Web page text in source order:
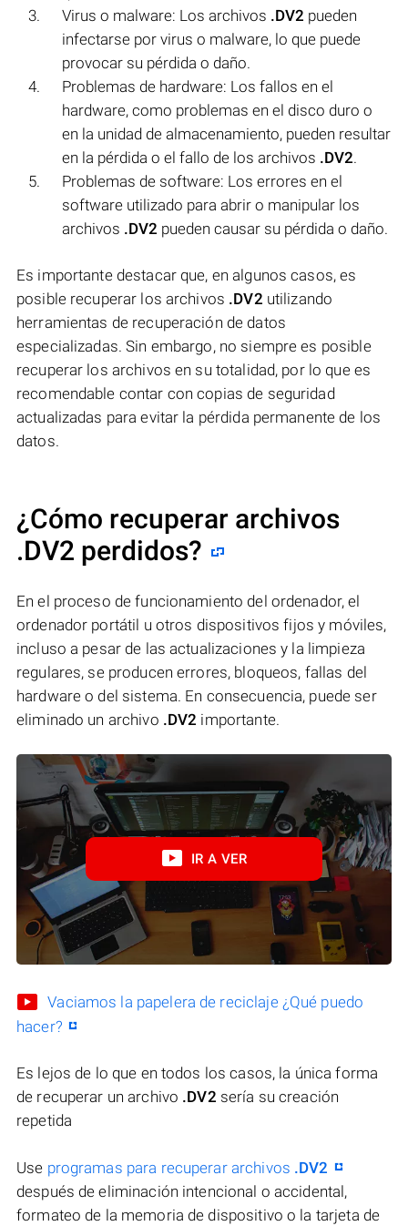
Virus o malware: Los archivos .DV2 pueden
infectarse por virus o malware, lo que puede
provocar su pérdida o daño.
Problemas de hardware: Los fallos en el
hardware, como problemas en el disco duro o
en la unidad de almacenamiento, pueden resultar
en la pérdida o el fallo de los archivos .DV2.
Problemas de software: Los errores en el
software utilizado para abrir o manipular los
archivos .DV2 pueden causar su pérdida o daño.
Es importante destacar que, en algunos casos, es
posible recuperar los archivos .DV2 utilizando
herramientas de recuperación de datos
especializadas. Sin embargo, no siempre es posible
recuperar los archivos en su totalidad, por lo que es
recomendable contar con copias de seguridad
actualizadas para evitar la pérdida permanente de los
datos.
¿Cómo recuperar archivos
.DV2 perdidos?
En el proceso de funcionamiento del ordenador, el
ordenador portátil u otros dispositivos fijos y móviles,
incluso a pesar de las actualizaciones y la limpieza
regulares, se producen errores, bloqueos, fallas del
hardware o del sistema. En consecuencia, puede ser
eliminado un archivo .DV2 importante.
IR A VER
Vaciamos la papelera de reciclaje ¿Qué puedo
hacer?
Es lejos de lo que en todos los casos, la única forma
de recuperar un archivo .DV2 sería su creación
repetida
Use programas para recuperar archivos .DV2
después de eliminación intencional o accidental,
formateo de la memoria de dispositivo o la tarjeta de